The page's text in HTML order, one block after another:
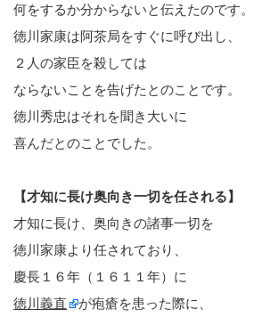
何をするか分からないと伝えたのです。
徳川家康は阿茶局をすぐに呼び出し、
２人の家臣を殺しては
ならないことを告げたとのことです。
徳川秀忠はそれを聞き大いに
喜んだとのことでした。
【才知に長け奥向き一切を任される】
才知に長け、奥向きの諸事一切を
徳川家康より任されており、
慶長１６年（１６１１年）に
徳川義直
が疱瘡を患った際に、